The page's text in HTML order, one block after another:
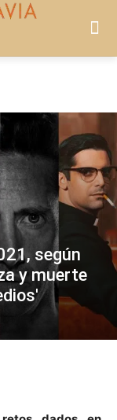
según
y muerte